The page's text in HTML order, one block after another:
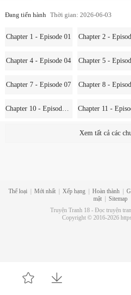
Đang tiến hành Thời gian: 2026-06-03
Chapter 1 - Episode 01 Chapter 2 -
Chapter 4 - Episode 04 Chapter 5 -
Chapter 7 - Episode 07 Chapter 8 -
Chapter 10 - Episode 10
Xem tất cả các
Thể loại Mới nhất Xếp hạng Hoàn thành
mật
Sitemap
Truyện Tranh 18 - Đọc truyện
Copyright © 2016-2026